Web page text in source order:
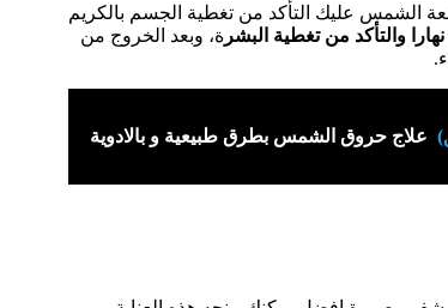
الشمس عليك التأكد من تغطية الجسم بالكريم
والتأكد من تغطية البشر ة، وبعد الخروج من
علاج حروق الشمس بطرق طبيعية و بالادوية